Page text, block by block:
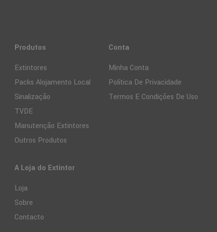
Produtos
Extintores
Packs Alojamento Local
Sinalização
TVDE
Manutenção Extintores
Outros Produtos
Conta
Minha Conta
Política De Privacidade
Termos E Condições De Uso
A Loja do Extintor
Loja
Sobre
Contacto